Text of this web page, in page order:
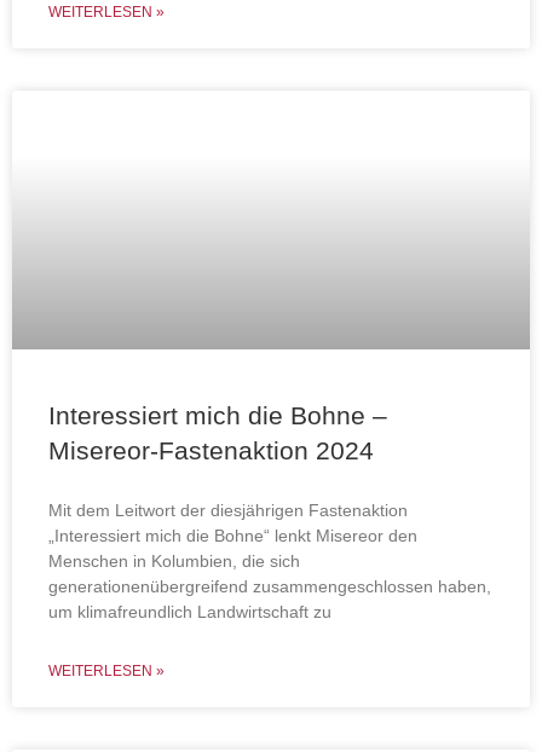
WEITERLESEN »
Interessiert mich die Bohne –
Misereor-Fastenaktion 2024
Mit dem Leitwort der diesjährigen Fastenaktion
„Interessiert mich die Bohne“ lenkt Misereor den
Menschen in Kolumbien, die sich
generationenübergreifend zusammengeschlossen haben,
um klimafreundlich Landwirtschaft zu
WEITERLESEN »